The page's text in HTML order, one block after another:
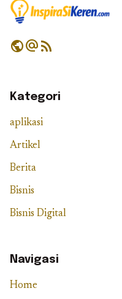
publicalternate_emailrss_feed
Kategori
aplikasi
Artikel
Berita
Bisnis
Bisnis Digital
Navigasi
Home